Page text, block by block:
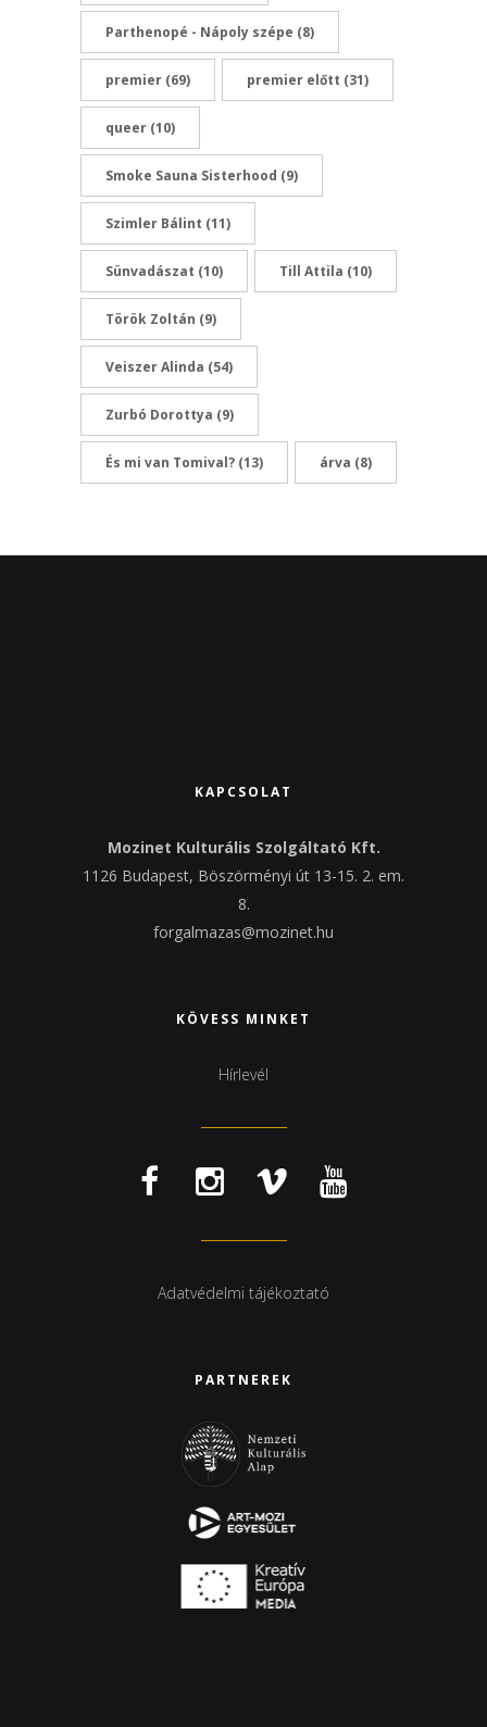
Parthenopé - Nápoly szépe (8)
premier (69) premier előtt (31)
queer (10)
Smoke Sauna Sisterhood (9)
Szimler Bálint (11)
Sünvadászat (10) Till Attila (10)
Török Zoltán (9)
Veiszer Alinda (54)
Zurbó Dorottya (9)
És mi van Tomival? (13) árva (8)
KAPCSOLAT
Mozinet Kulturális Szolgáltató Kft.
1126 Budapest, Böszörményi út 13-15. 2. em.
8.
forgalmazas@mozinet.hu
KÖVESS MINKET
Hírlevél
Adatvédelmi tájékoztató
PARTNEREK